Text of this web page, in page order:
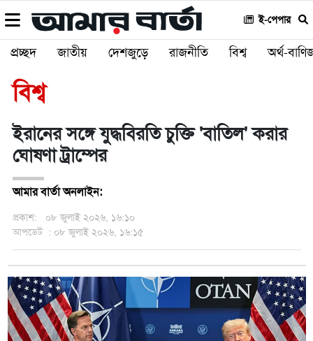
ই-পেপার
প্রচ্ছদ জাতীয় দেশজুড়ে রাজনীতি বিশ্ব অর্থ-
বিশ্ব
ইরানের সঙ্গে যুদ্ধবিরতি চুক্তি 'বাতিল' করার
ঘোষণা ট্রাম্পের
আমার বার্তা অনলাইন:
প্রকাশ:
০৮ জুলাই ২০২৬, ১৬:১০
আপডেট : ০৮ জুলাই ২০২৬, ১৬:১৫